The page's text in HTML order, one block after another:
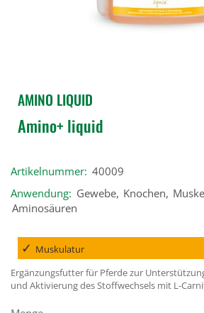
AMINO LIQUID
Amino+ liquid
Artikelnummer: 40009
Anwendung: Gewebe, Knochen,
Aminosäuren
Muskulatur
Ergänzungsfutter für Pferde zur
und Aktivierung des Stoffwechsels mit L-